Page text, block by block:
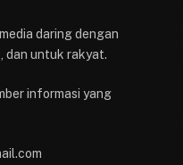
daring dengan
dan untuk rakyat.
informasi yang